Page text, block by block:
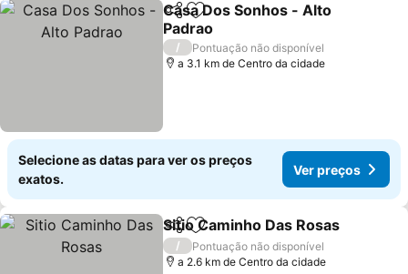
PartilharAdicionar aos favoritos
Casa Dos Sonhos - Alto
Padrao
/
Pontuação não disponível
a 3.1 km de Centro da cidade
Selecione as datas para ver os preços
exatos.
Ver preços
PartilharAdicionar aos favoritos
Sitio Caminho Das Rosas
/
Pontuação não disponível
a 2.6 km de Centro da cidade